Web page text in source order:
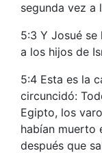
segunda vez a
5:3 Y Josué
a los hijos de
5:4 Esta es la
circuncidó:
Egipto, los
habían muerto
después que